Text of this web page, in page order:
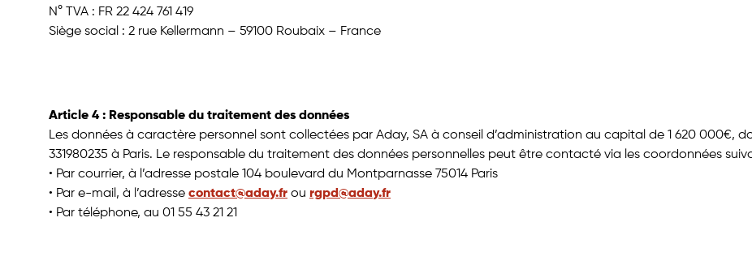
N° TVA : FR 22 424 761 419
Siège social : 2 rue Kellermann – 59100 Roubaix – France
Article 4 : Responsable du traitement des données
Les données à caractère personnel sont collectées par Aday, SA à conseil d’administration au capital de 1 620 000€,
331980235 à Paris. Le responsable du traitement des données personnelles peut être contacté via les coordonnées
• Par courrier, à l’adresse postale 104 boulevard du Montparnasse 75014 Paris
• Par e-mail, à l’adresse contact@aday.fr ou rgpd@aday.fr
• Par téléphone, au 01 55 43 21 21